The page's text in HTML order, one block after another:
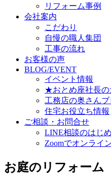
リフォーム事例
会社案内
こだわり
自慢の職人集団
工事の流れ
お客様の声
BLOG/EVENT
イベント情報
★おとめ座社長
工務店の奥さん
住宅お役立ち情報
ご相談・お問合せ
LINE相談のはじ
Zoomでオンライ
お庭のリフォーム